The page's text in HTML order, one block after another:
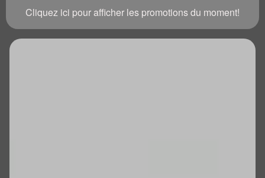
Cliquez ici pour afficher les promotions du moment!